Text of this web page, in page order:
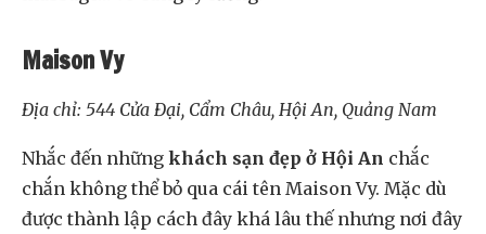
Maison Vy
Địa chỉ: 544 Cửa Đại, Cẩm Châu, Hội An, Quảng Nam
Nhắc đến những khách sạn đẹp ở Hội An chắc
chắn không thể bỏ qua cái tên Maison Vy. Mặc dù
được thành lập cách đây khá lâu thế nhưng nơi đây